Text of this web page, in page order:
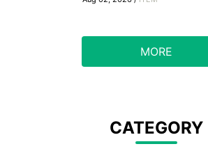
MORE
CATEGORY